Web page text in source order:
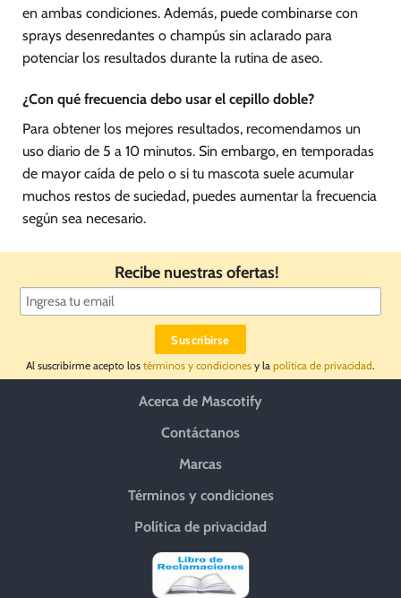
en ambas condiciones. Además, puede combinarse con
sprays desenredantes o champús sin aclarado para
potenciar los resultados durante la rutina de aseo.
¿Con qué frecuencia debo usar el cepillo doble?
Para obtener los mejores resultados, recomendamos un
uso diario de 5 a 10 minutos. Sin embargo, en temporadas
de mayor caída de pelo o si tu mascota suele acumular
muchos restos de suciedad, puedes aumentar la frecuencia
según sea necesario.
Recibe nuestras ofertas!
Al suscribirme acepto los términos y condiciones y la política de privacidad.
Acerca de Mascotify
Contáctanos
Marcas
Términos y condiciones
Política de privacidad